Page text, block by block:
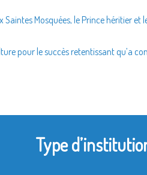
Mosquées, le Prince héritier et
pour le succès retentissant qu’a
Type